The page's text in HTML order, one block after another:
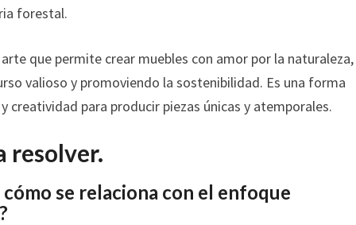
forestal.
que permite crear muebles con amor por la naturaleza,
valioso y promoviendo la sostenibilidad. Es una forma
creatividad para producir piezas únicas y atemporales.
resolver.
se relaciona con el enfoque